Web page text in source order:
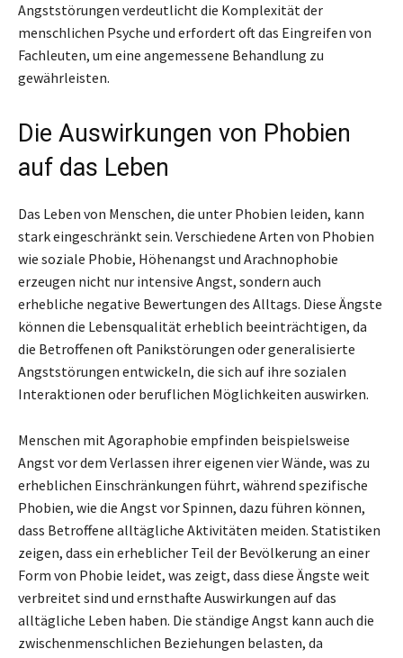
Angststörungen verdeutlicht die Komplexität der
menschlichen Psyche und erfordert oft das Eingreifen von
Fachleuten, um eine angemessene Behandlung zu
gewährleisten.
Die Auswirkungen von Phobien
auf das Leben
Das Leben von Menschen, die unter Phobien leiden, kann
stark eingeschränkt sein. Verschiedene Arten von Phobien
wie soziale Phobie, Höhenangst und Arachnophobie
erzeugen nicht nur intensive Angst, sondern auch
erhebliche negative Bewertungen des Alltags. Diese Ängste
können die Lebensqualität erheblich beeinträchtigen, da
die Betroffenen oft Panikstörungen oder generalisierte
Angststörungen entwickeln, die sich auf ihre sozialen
Interaktionen oder beruflichen Möglichkeiten auswirken.
Menschen mit Agoraphobie empfinden beispielsweise
Angst vor dem Verlassen ihrer eigenen vier Wände, was zu
erheblichen Einschränkungen führt, während spezifische
Phobien, wie die Angst vor Spinnen, dazu führen können,
dass Betroffene alltägliche Aktivitäten meiden. Statistiken
zeigen, dass ein erheblicher Teil der Bevölkerung an einer
Form von Phobie leidet, was zeigt, dass diese Ängste weit
verbreitet sind und ernsthafte Auswirkungen auf das
alltägliche Leben haben. Die ständige Angst kann auch die
zwischenmenschlichen Beziehungen belasten, da